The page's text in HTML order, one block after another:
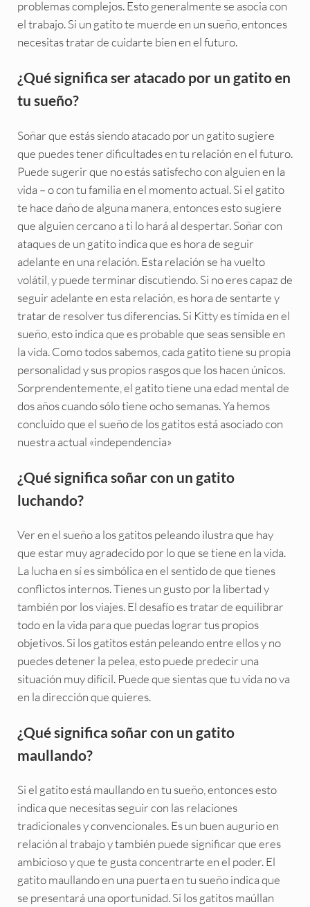
problemas complejos. Esto generalmente se asocia con
el trabajo. Si un gatito te muerde en un sueño, entonces
necesitas tratar de cuidarte bien en el futuro.
¿Qué significa ser atacado por un gatito en
tu sueño?
Soñar que estás siendo atacado por un gatito sugiere
que puedes tener dificultades en tu relación en el futuro.
Puede sugerir que no estás satisfecho con alguien en la
vida – o con tu familia en el momento actual. Si el gatito
te hace daño de alguna manera, entonces esto sugiere
que alguien cercano a ti lo hará al despertar. Soñar con
ataques de un gatito indica que es hora de seguir
adelante en una relación. Esta relación se ha vuelto
volátil, y puede terminar discutiendo. Si no eres capaz de
seguir adelante en esta relación, es hora de sentarte y
tratar de resolver tus diferencias. Si Kitty es tímida en el
sueño, esto indica que es probable que seas sensible en
la vida. Como todos sabemos, cada gatito tiene su propia
personalidad y sus propios rasgos que los hacen únicos.
Sorprendentemente, el gatito tiene una edad mental de
dos años cuando sólo tiene ocho semanas. Ya hemos
concluido que el sueño de los gatitos está asociado con
nuestra actual «independencia»
¿Qué significa soñar con un gatito
luchando?
Ver en el sueño a los gatitos peleando ilustra que hay
que estar muy agradecido por lo que se tiene en la vida.
La lucha en sí es simbólica en el sentido de que tienes
conflictos internos. Tienes un gusto por la libertad y
también por los viajes. El desafío es tratar de equilibrar
todo en la vida para que puedas lograr tus propios
objetivos. Si los gatitos están peleando entre ellos y no
puedes detener la pelea, esto puede predecir una
situación muy difícil. Puede que sientas que tu vida no va
en la dirección que quieres.
¿Qué significa soñar con un gatito
maullando?
Si el gatito está maullando en tu sueño, entonces esto
indica que necesitas seguir con las relaciones
tradicionales y convencionales. Es un buen augurio en
relación al trabajo y también puede significar que eres
ambicioso y que te gusta concentrarte en el poder. El
gatito maullando en una puerta en tu sueño indica que
se presentará una oportunidad. Si los gatitos maúllan